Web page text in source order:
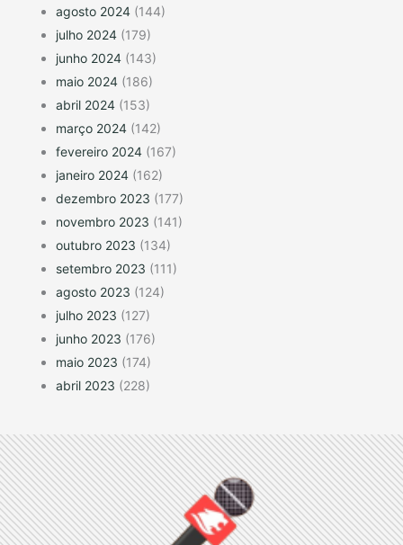
agosto 2024 (144)
julho 2024 (179)
junho 2024 (143)
maio 2024 (186)
abril 2024 (153)
março 2024 (142)
fevereiro 2024 (167)
janeiro 2024 (162)
dezembro 2023 (177)
novembro 2023 (141)
outubro 2023 (134)
setembro 2023 (111)
agosto 2023 (124)
julho 2023 (127)
junho 2023 (176)
maio 2023 (174)
abril 2023 (228)